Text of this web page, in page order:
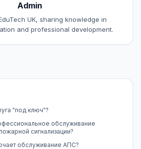
Admin
UK, sharing knowledge in
and professional development.
"под ключ"?
обслуживание
сигнализации?
обслуживание АПС?